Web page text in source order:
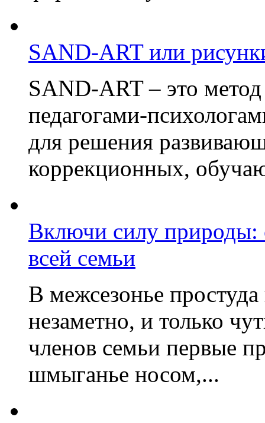
SAND-ART или
SAND-ART – это
педагогами-
для решения
коррекционных,
Включи силу
всей семьи
В межсезонье
незаметно, и только
членов семьи первые
шмыганье носом,...